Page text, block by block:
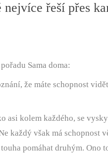
řeší přes
Sama doma:
že máte schopnost
asi kolem každého, se
každý však má schopnost
pomáhat druhým. Ono